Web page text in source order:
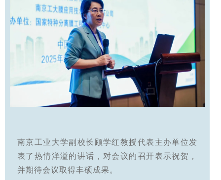
南京工业大学副校长顾学红教授代表主办单位发
表了热情洋溢的讲话，对会议的召开表示祝贺，
并期待会议取得丰硕成果。